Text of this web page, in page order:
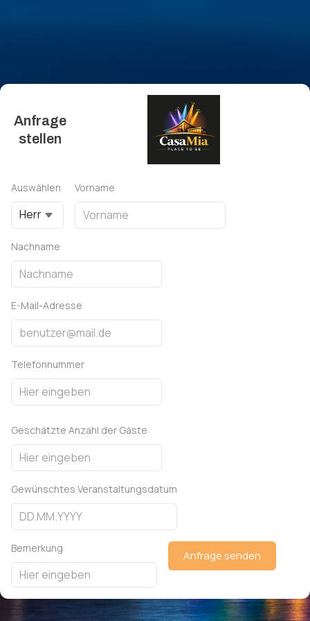
Anfrage
stellen
Auswählen
Herr
Vorname
Nachname
E-Mail-Adresse
Telefonnummer
Geschätzte Anzahl der Gäste
Gewünschtes Veranstaltungsdatum
Bemerkung
Anfrage senden